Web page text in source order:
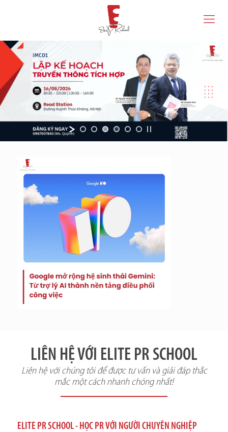
LIÊN HỆ VỚI ELITE PR SCHOOL
Liên hệ với chúng tôi để được tư vấn và giải đáp thắc
mắc một cách nhanh chóng nhất!
ELITE PR SCHOOL - HỌC PR VỚI NGƯỜI CHUYÊN NGHIỆP